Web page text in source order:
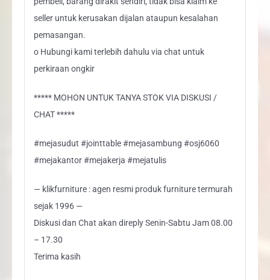
seller untuk kerusakan dijalan ataupun kesalahan
pemasangan.
o Hubungi kami terlebih dahulu via chat untuk
perkiraan ongkir
***** MOHON UNTUK TANYA STOK VIA DISKUSI /
CHAT *****
#mejasudut #jointtable #mejasambung #osj6060
#mejakantor #mejakerja #mejatulis
— klikfurniture : agen resmi produk furniture termurah
sejak 1996 —
Diskusi dan Chat akan direply Senin-Sabtu Jam 08.00
– 17.30
Terima kasih